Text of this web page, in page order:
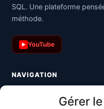
Gérer le
SQL. Une plateforme
méthode.
▶ YouTube
NAVIGATION
Toutes les maths